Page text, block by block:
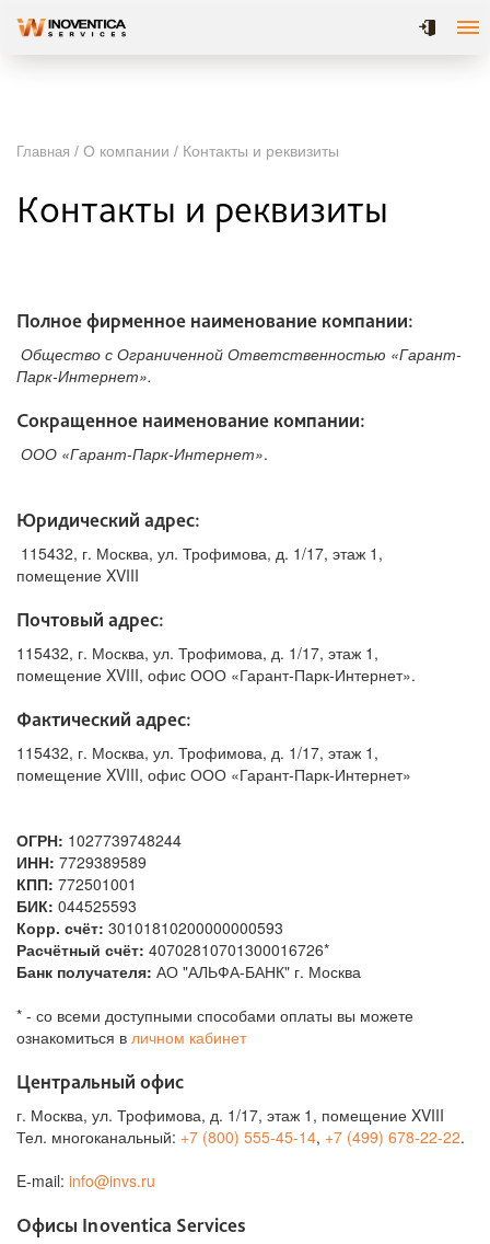
Главная / О компании / Контакты и реквизиты
Контакты и реквизиты
Полное фирменное наименование компании:
Общество с Ограниченной Ответственностью «Гарант-
Парк-Интернет».
Сокращенное наименование компании:
ООО «Гарант-Парк-Интернет».
Юридический адрес:
115432, г. Москва, ул. Трофимова, д. 1/17, этаж 1,
помещение XVIII
Почтовый адрес:
115432, г. Москва, ул. Трофимова, д. 1/17, этаж 1,
помещение XVIII, офис ООО «Гарант-Парк-Интернет».
Фактический адрес:
115432, г. Москва, ул. Трофимова, д. 1/17, этаж 1,
помещение XVIII, офис ООО «Гарант-Парк-Интернет»
ОГРН: 1027739748244
ИНН: 7729389589
КПП: 772501001
БИК: 044525593
Корр. счёт: 30101810200000000593
Расчётный счёт: 40702810701300016726*
Банк получателя: АО "АЛЬФА-БАНК" г. Москва
* - со всеми доступными способами оплаты вы можете
ознакомиться в личном кабинет
Центральный офис
г. Москва, ул. Трофимова, д. 1/17, этаж 1, помещение XVIII
Тел. многоканальный: +7 (800) 555-45-14, +7 (499) 678-22-22.
E-mail: info@invs.ru
Офисы Inoventica Services